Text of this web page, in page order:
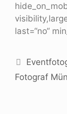
last=“no“
Fotograf